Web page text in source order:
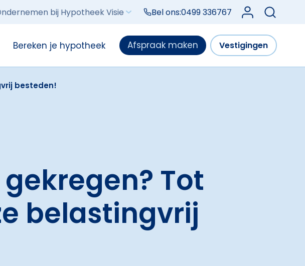
bij Hypotheek Visie Bel ons:0499 336767 Log in bij Mijn
Bereken je hypotheek Afspraak maken Vestigingen
besteden!
Tot
belastingvrij